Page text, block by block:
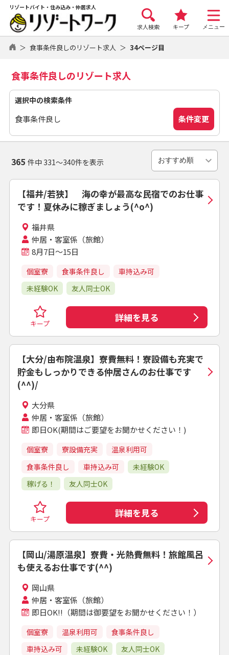
リゾートバイト・住み込み・仲居求人
求人検索 キープ メニュー
食事条件良しのリゾート求人 34ページ目
食事条件良しのリゾート求人
選択中の検索条件
食事条件良し 条件変更
365 件中 331～340件を表示
【福井/若狭】 海の幸が最高な民宿でのお仕事
です！夏休みに稼ぎましょう(^o^)
福井県
仲居・客室係（旅館）
8月7日～15日
個室寮 食事条件良し
車持込み可
未経験OK
友人同士OK
キープ 詳細を見る
【大分/由布院温泉】寮費無料！寮設備も充実で
貯金もしっかりできる仲居さんのお仕事です
(^^)/
大分県
仲居・客室係（旅館）
即日OK(期間はご要望をお聞かせください！)
個室寮 寮設備充実
温泉利用可
食事条件良し
車持込み可
未経験OK
稼げる！
友人同士OK
キープ 詳細を見る
【岡山/湯原温泉】寮費・光熱費無料！旅館風呂
も使えるお仕事です(^^)
岡山県
仲居・客室係（旅館）
即日OK!!（期間は御要望をお聞かせください！）
個室寮 温泉利用可
食事条件良し
車持込み可
未経験OK 友人同士OK